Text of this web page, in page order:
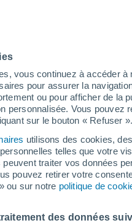
vous continuez à accéder
pour assurer la
ou pour afficher de la
personnalisée. Vous
sur le bouton « Refuser ».
utilisons des cookies,
telles que votre
traiter vos données
pouvez retirer votre
» ou sur notre politique de
des données